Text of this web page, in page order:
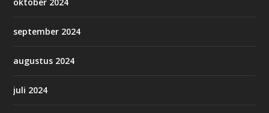
september 2024
augustus 2024
juli 2024